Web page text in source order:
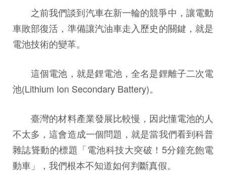
之前我們談到汽車在新一輪的競爭中，讓電動
車敗部復活，準備讓汽油車走入歷史的關鍵，就是
電池技術的變革。
這個電池，就是鋰電池，全名是鋰離子二次電
池(Lithium Ion Secondary Battery)。
臺灣的材料產業發展比較慢，因此懂電池的人
不太多，這會造成一個問題，就是當我們看到科普
雜誌聳動的標題「電池科技大突破！5分鐘充飽電
動車」，我們根本不知道如何判斷真假。